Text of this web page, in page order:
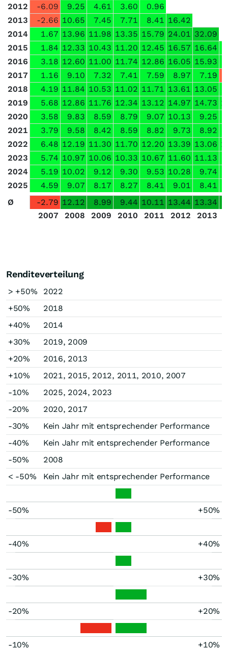
2012
-6.09 9.25 4.61 3.60
0.96
2013
-2.66 10.65 7.45 7.71 8.41 16.42
2014
1.67 13.96 11.98 13.35 15.79 24.01 32.09
2015
1.84 12.33 10.43 11.20 12.45 16.57 16.64
2016
3.18 12.60 11.00 11.74 12.86 16.05 15.93
2017
1.16 9.10 7.32 7.41 7.59 8.97 7.19
2018
4.19 11.84 10.53 11.02 11.71 13.61 13.05
2019
5.68 12.86 11.76 12.34 13.12 14.97 14.73
2020
3.58 9.83 8.59 8.79 9.07 10.13 9.25
2021
3.79 9.58 8.42 8.59 8.82 9.73 8.92
2022
6.48 12.19 11.30 11.70 12.20 13.39 13.06
2023
5.74 10.97 10.06 10.33 10.67 11.60 11.13
2024
5.19 10.02 9.12 9.30 9.53 10.28 9.74
2025
4.59 9.07 8.17 8.27 8.41 9.01 8.41
Ø
-2.79 12.12 8.99 9.44 10.11 13.44 13.34
2007
2008 2009 2010 2011 2012 2013
Renditeverteilung
> +50%
2022
+50%
2018
+40%
2014
+30%
2019, 2009
+20%
2016, 2013
+10%
2021, 2015, 2012, 2011, 2010, 2007
-10%
2025, 2024, 2023
-20%
2020, 2017
-30%
Kein Jahr mit entsprechender Performance
-40%
Kein Jahr mit entsprechender Performance
-50%
2008
< -50%
Kein Jahr mit entsprechender Performance
-50% +50%
-40% +40%
-30% +30%
-20% +20%
-10% +10%